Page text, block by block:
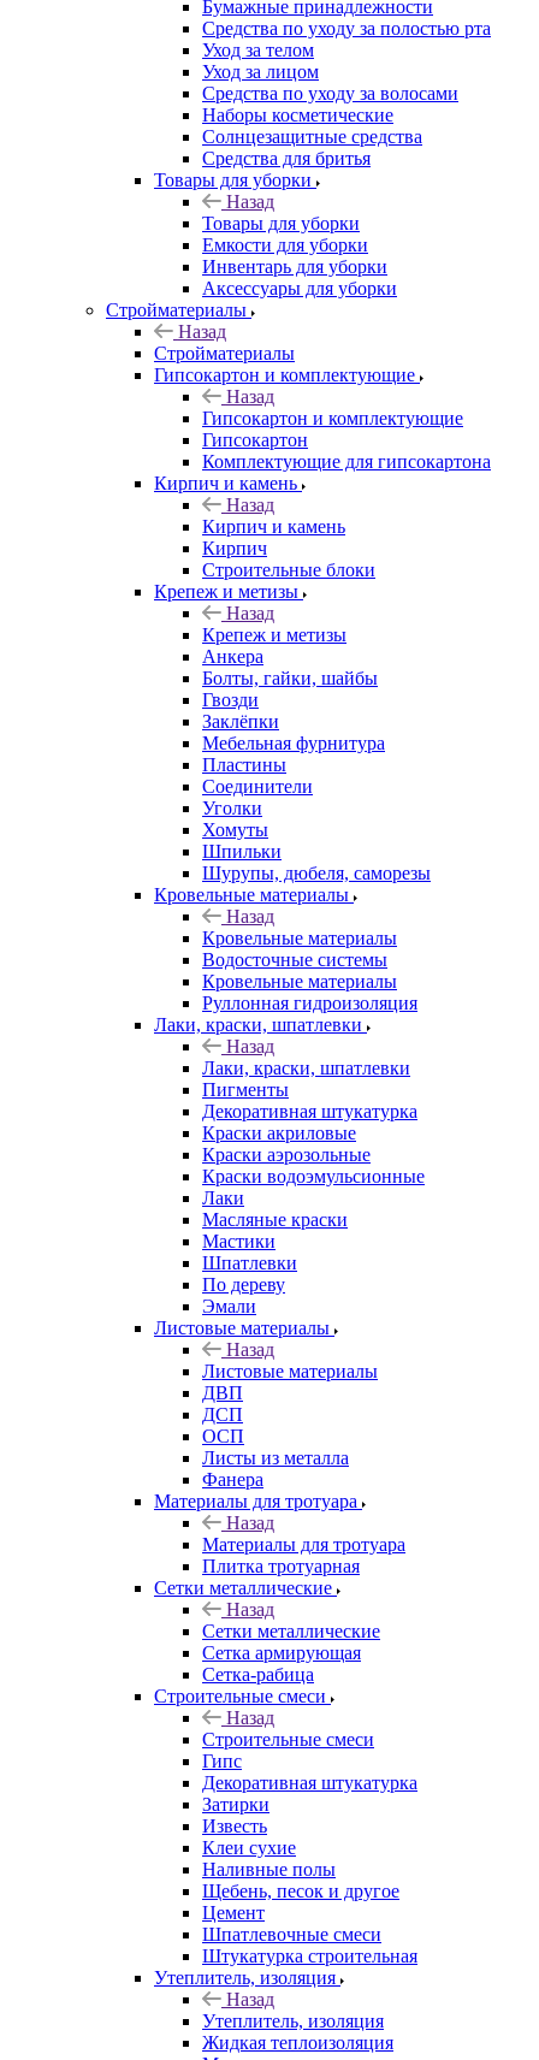
Бумажные принадлежности
Средства по уходу за полостью рта
Уход за телом
Уход за лицом
Средства по уходу за волосами
Наборы косметические
Солнцезащитные средства
Средства для бритья
Товары для уборки
Назад
Товары для уборки
Емкости для уборки
Инвентарь для уборки
Аксессуары для уборки
Стройматериалы
Назад
Стройматериалы
Гипсокартон и комплектующие
Назад
Гипсокартон и комплектующие
Гипсокартон
Комплектующие для гипсокартона
Кирпич и камень
Назад
Кирпич и камень
Кирпич
Строительные блоки
Крепеж и метизы
Назад
Крепеж и метизы
Анкера
Болты, гайки, шайбы
Гвозди
Заклёпки
Мебельная фурнитура
Пластины
Соединители
Уголки
Хомуты
Шпильки
Шурупы, дюбеля, саморезы
Кровельные материалы
Назад
Кровельные материалы
Водосточные системы
Кровельные материалы
Руллонная гидроизоляция
Лаки, краски, шпатлевки
Назад
Лаки, краски, шпатлевки
Пигменты
Декоративная штукатурка
Краски акриловые
Краски аэрозольные
Краски водоэмульсионные
Лаки
Масляные краски
Мастики
Шпатлевки
По дереву
Эмали
Листовые материалы
Назад
Листовые материалы
ДВП
ДСП
ОСП
Листы из металла
Фанера
Материалы для тротуара
Назад
Материалы для тротуара
Плитка тротуарная
Сетки металлические
Назад
Сетки металлические
Сетка армирующая
Сетка-рабица
Строительные смеси
Назад
Строительные смеси
Гипс
Декоративная штукатурка
Затирки
Известь
Клеи сухие
Наливные полы
Щебень, песок и другое
Цемент
Шпатлевочные смеси
Штукатурка строительная
Утеплитель, изоляция
Назад
Утеплитель, изоляция
Жидкая теплоизоляция